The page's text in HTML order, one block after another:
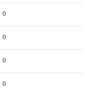
0
0
0
0